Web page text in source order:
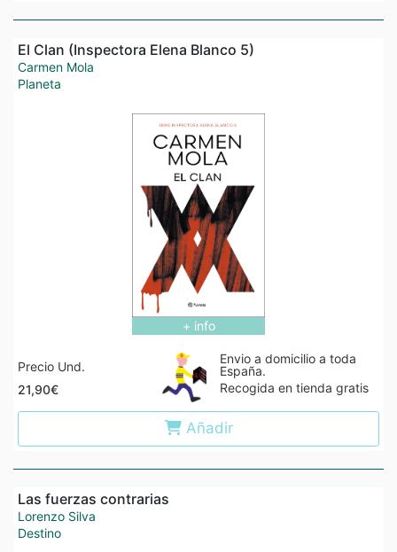
El Clan (Inspectora Elena Blanco 5)
Carmen Mola
Planeta
+ info
Precio Und.
21,90€
Envio a domicilio a toda
España.
Recogida en tienda gratis
Añadir
Las fuerzas contrarias
Lorenzo Silva
Destino